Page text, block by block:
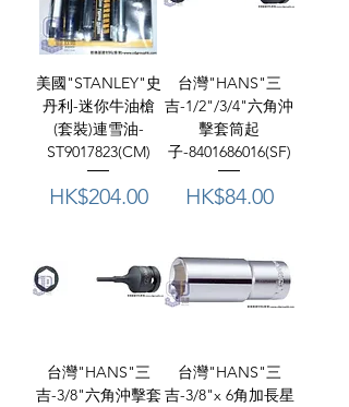
美國"STANLEY"史
丹利-迷你牛油槍
(套裝)連雪油-
ST9017823(CM)
價格
HK$204.00
台灣"HANS"三
吉-1/2"/3/4"六角沖
擊套筒起
子-8401686016(SF)
價格
HK$84.00
台灣"HANS"三
吉-3/8"六角沖擊套
台灣"HANS"三
吉-3/8"x 6角加長星